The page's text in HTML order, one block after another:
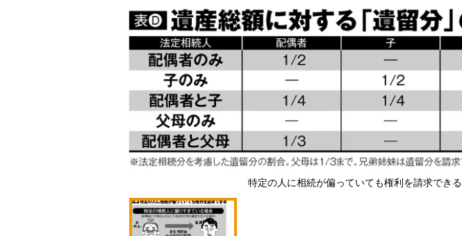
特定の人に相続が偏っていても権利を請求できる